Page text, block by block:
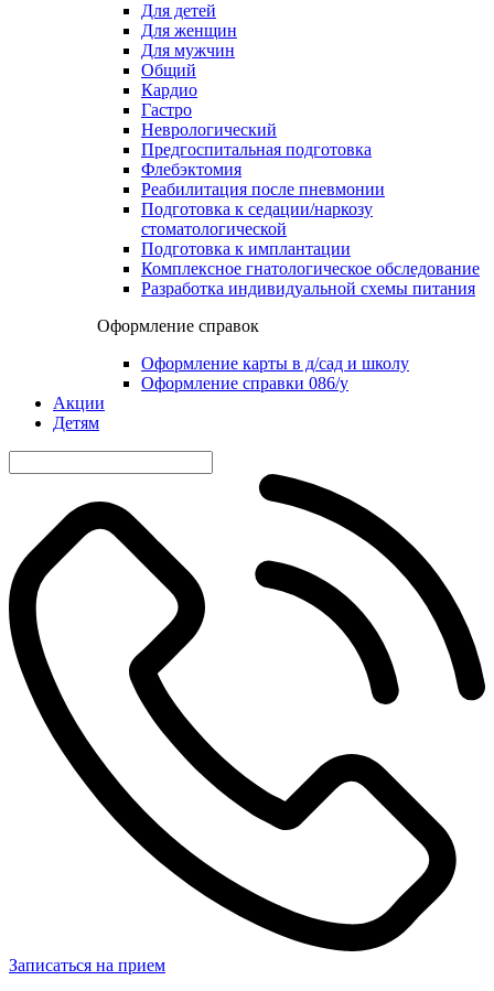
Для детей
Для женщин
Для мужчин
Общий
Кардио
Гастро
Неврологический
Предгоспитальная подготовка
Флебэктомия
Реабилитация после пневмонии
Подготовка к седации/наркозу
стоматологической
Подготовка к имплантации
Комплексное гнатологическое обследование
Разработка индивидуальной схемы питания
Оформление справок
Оформление карты в д/сад и школу
Оформление справки 086/у
Акции
Детям
Записаться на прием